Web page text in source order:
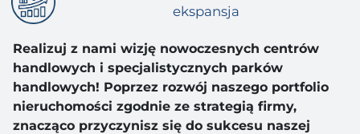
ekspansja
Realizuj z nami wizję nowoczesnych centrów
handlowych i specjalistycznych parków
handlowych! Poprzez rozwój naszego portfolio
nieruchomości zgodnie ze strategią firmy,
znacząco przyczynisz się do sukcesu naszej